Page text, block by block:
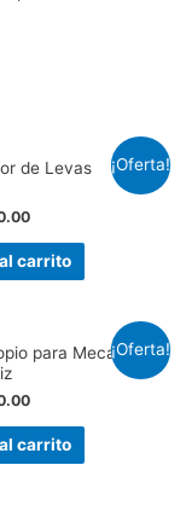
¡Oferta!
de Levas
carrito
¡Oferta!
para Mecánico
carrito